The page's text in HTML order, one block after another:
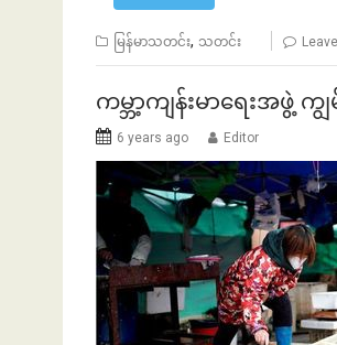
မြန်မာသတင်း, သတင်း
ကမ္ဘာ့ကျန်းမာရေးအ
6 years ago Editor